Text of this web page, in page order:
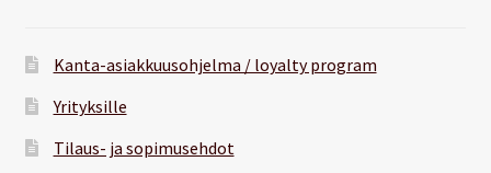
Kanta-asiakkuusohjelma / loyalty program
Yrityksille
Tilaus- ja sopimusehdot